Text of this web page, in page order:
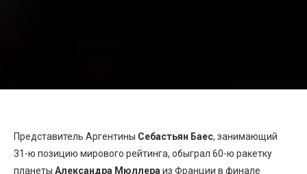
Представитель Аргентины Себастьян Баес, занимающий
31-ю позицию мирового рейтинга, обыграл 60-ю ракетку
планеты Александра Мюллера из Франции в финале